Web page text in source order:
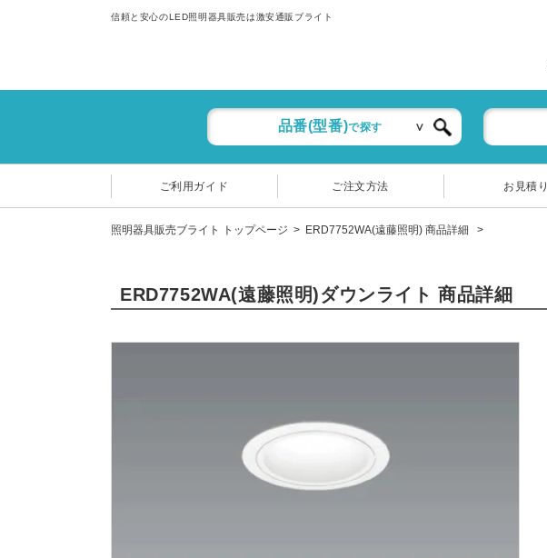
信頼と安心のLED照明器具販売は激安通販ブライト
品番(型番)で探す
ご利用ガイド ご注文方法 お見積り
照明器具販売ブライト トップページ ERD7752WA(遠藤照明) 商品詳細
ERD7752WA(遠藤照明)ダウンライト 商品詳細